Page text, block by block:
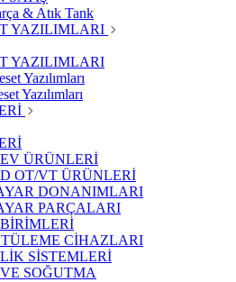
& Atık Tank
YAZILIMLARI
YAZILIMLARI
Yazılımları
Yazılımları
ÜRÜNLERİ
OT/VT ÜRÜNLERİ
DONANIMLARI
PARÇALARI
CİHAZLARI
SİSTEMLERİ
SOĞUTMA